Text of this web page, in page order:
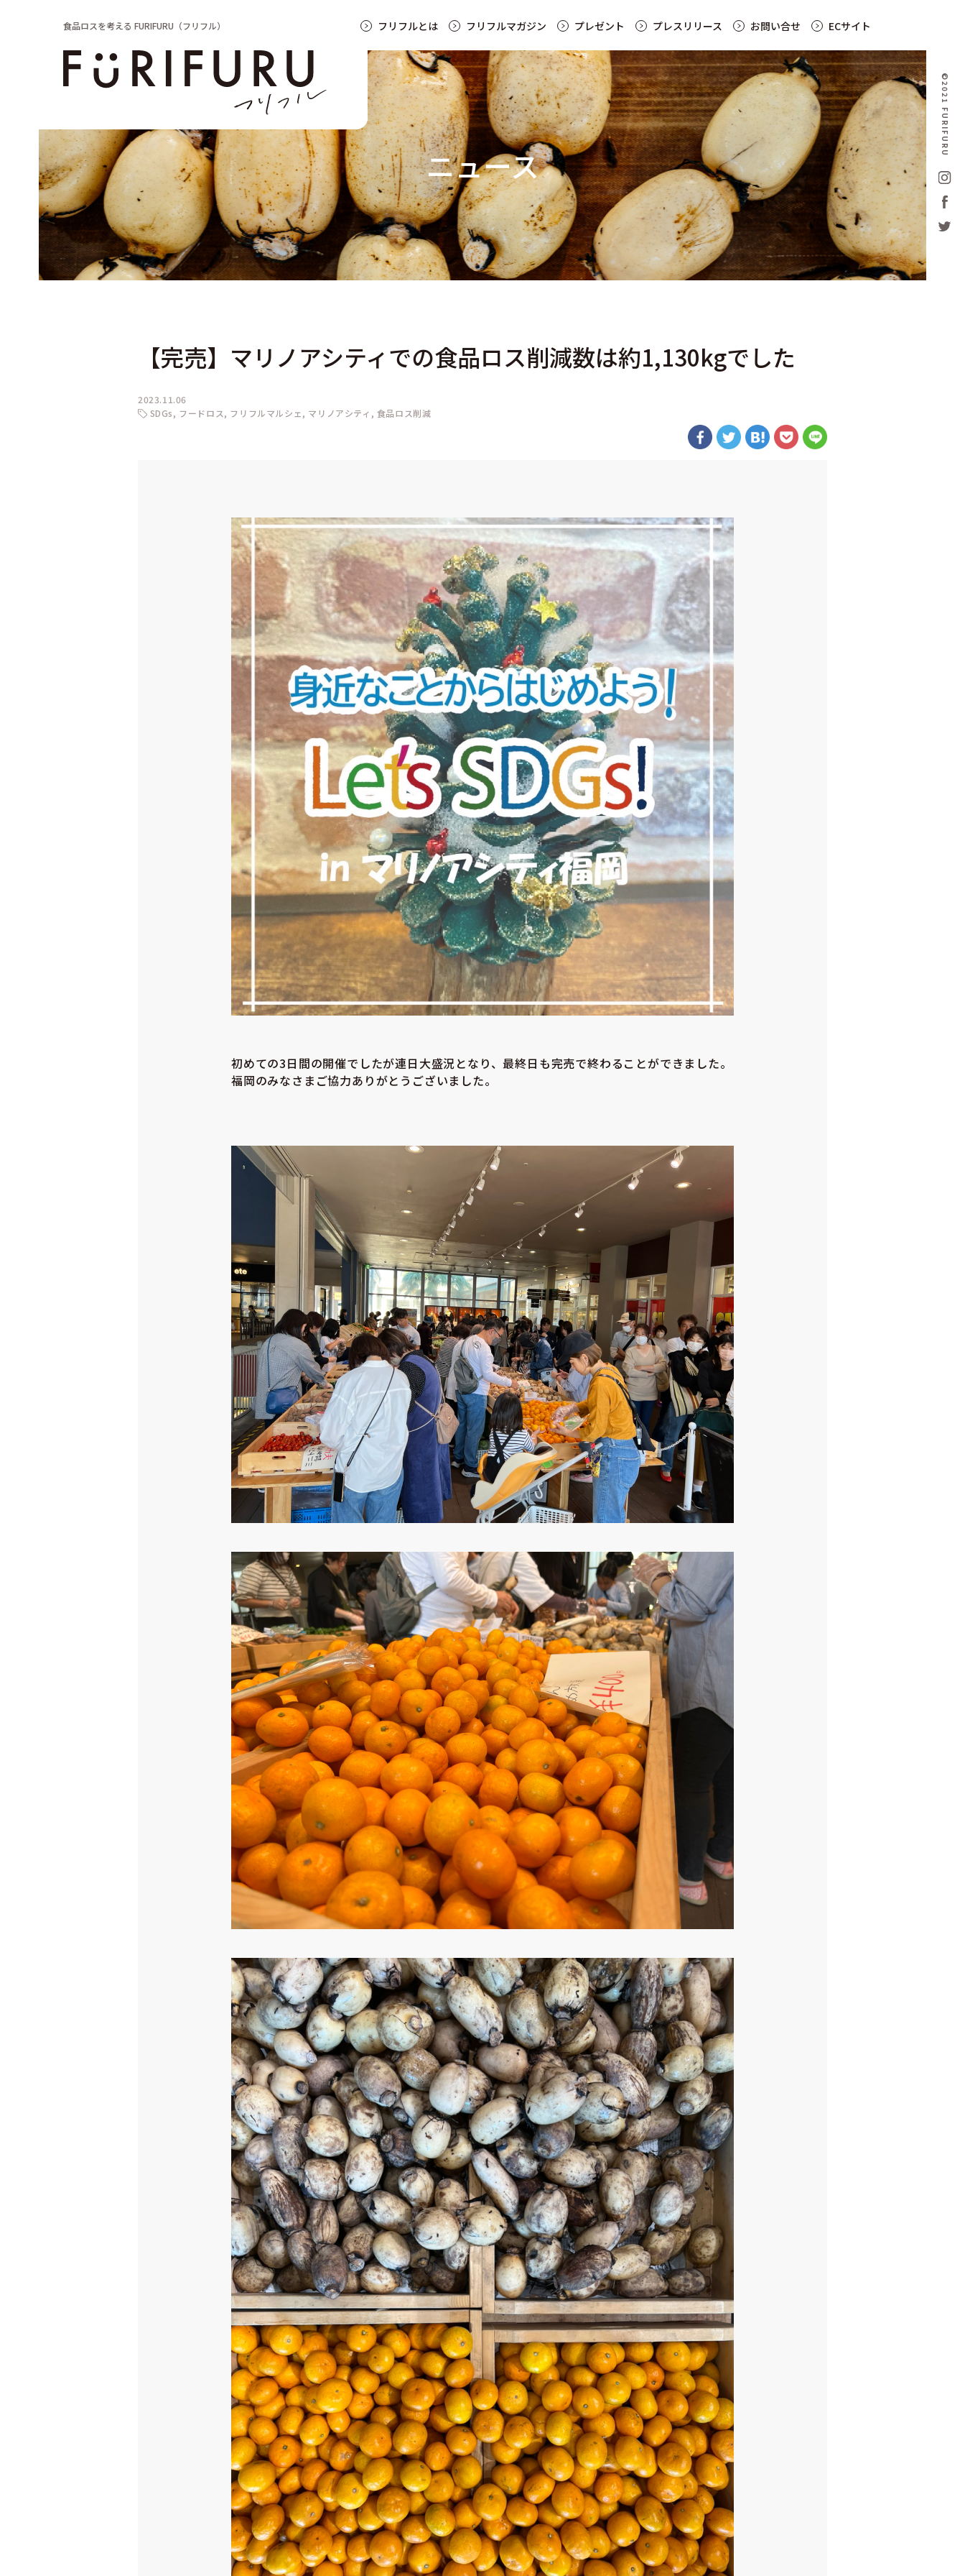
食品ロスを考える FURIFURU（フリフル） フリフルとは フリフルマガジン プレゼント プレスリリース お問い合せ ECサイト
ニュース
©2021 FURIFURU
【完売】マリノアシティでの食品ロス削減数は約1,130kgでした
2023.11.06
SDGs
フードロス フリフルマルシェ マリノアシティ 食品ロス削減
初めての3日間の開催でしたが連日大盛況となり、最終日も完売で終わることができました。
福岡のみなさまご協力ありがとうございました。